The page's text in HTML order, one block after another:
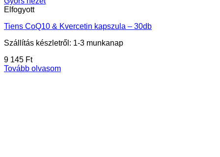
Elfogyott
Tiens CoQ10 & Kvercetin kapszula – 30db
Szállítás készletről: 1-3 munkanap
9 145 Ft
Tovább olvasom